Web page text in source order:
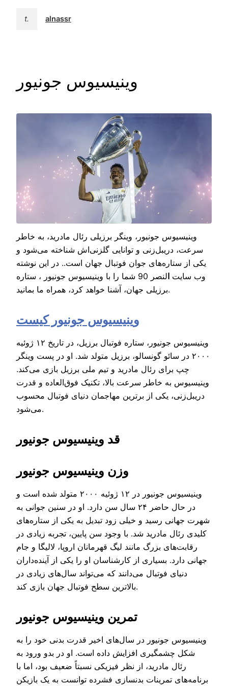
t. alnassr
وینیسیوس جونیور
وینیسیوس جونیور، وینگر برزیلی رئال مادرید، به خاطر
سرعت، دریبل‌زنی و توانایی گلزنی‌اش شناخته می‌شود و
یکی از ستاره‌های جوان فوتبال جهان است.. در این نوشته
وب سایت ا
لنصر 90 شما را با وینیسیوس جونیور ، ستاره
برزیلی جهان، آشنا خواهد کرد، همراه ما بمانید.
وینیسیوس جونیور کیست
وینیسیوس جونیور، ستاره فوتبال برزیل، در تاریخ ۱۲ ژوئیه
۲۰۰۰ در سائو گونسالو، برزیل متولد شد. او در پست وینگر
چپ برای رئال مادرید و تیم ملی برزیل بازی می‌کند.
وینیسیوس به خاطر سرعت بالا، تکنیک فوق‌العاده و قدرت
دریبل‌زنی، یکی از برترین مهاجمان دنیای فوتبال محسوب
می‌شود.
قد وینیسیوس جونیور
وزن وینیسیوس جونیور
وینیسیوس جونیور در ۱۲ ژوئیه ۲۰۰۰ متولد شده است و
در حال حاضر ۲۴ سال سن دارد. او در سنین جوانی به
شهرت جهانی رسید و خیلی زود تبدیل به یکی از ستاره‌های
کلیدی رئال مادرید شد. با وجود سن پایین، تجربه زیادی در
رقابت‌های بزرگ مانند لیگ قهرمانان اروپا، لالیگا و جام
جهانی دارد. بسیاری از کارشناسان او را یکی از آینده‌داران
دنیای فوتبال می‌دانند که می‌تواند سال‌های زیادی در
بالاترین سطح فوتبال جهان بازی کند.
تمرین وینیسیوس جونیور
وینیسیوس جونیور در سال‌های اخیر قدرت بدنی خود را به
شکل چشمگیری افزایش داده است. او در بدو ورود به
رئال مادرید، از نظر فیزیکی نسبتاً ضعیف بود، اما با
برنامه‌های تمرینات بدنسازی فشرده توانست به یک بازیکن